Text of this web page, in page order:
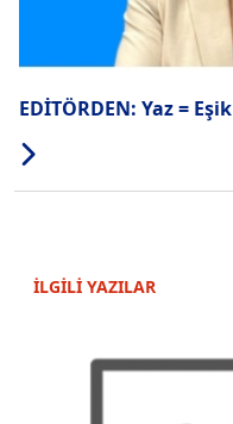
EDİTÖRDEN: Yaz = Eşik
İLGİLİ YAZILAR